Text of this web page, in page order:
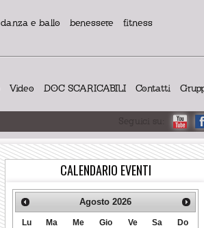
danza e ballo benessere
fitness
Video DOC SCARICABILI Contatti
CALENDARIO EVENTI
Agosto 2026
Lu Ma Me Gio Ve Sa
Do